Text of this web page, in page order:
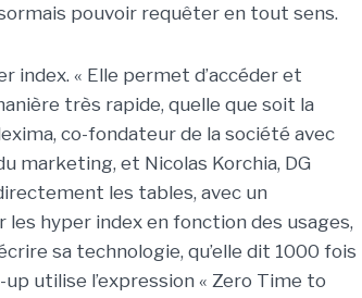
pouvoir requêter en tout sens.
index. « Elle permet d’accéder et
très rapide, quelle que soit la
co-fondateur de la société avec
marketing, et Nicolas Korchia, DG
les tables, avec un
hyper index en fonction des usages,
sa technologie, qu’elle dit 1000 fois
utilise l’expression « Zero Time to